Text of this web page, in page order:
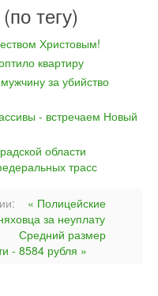
тегу)
Христовым!
квартиру
за убийство
- встречаем Новый
области
трасс
« Полицейские
за неуплату
Средний размер
- 8584 рубля »